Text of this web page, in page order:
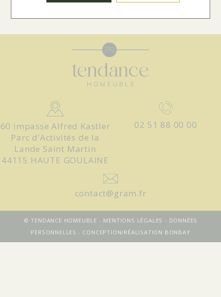
60 impasse Alfred Kastler
Parc d’Activités de la
Lande Saint Martin
44115 HAUTE GOULAINE
02 51 88 00 00
contact@gram.fr
© TENDANCE HOMEUBLE - MENTIONS LÉGALES - DONNÉES
PERSONNELLES - CONCEPTION/RÉALISATION BONBAY